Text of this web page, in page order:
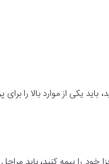
یکی از موارد بالا را